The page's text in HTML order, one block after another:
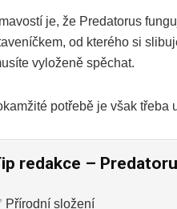
je, že Predatorus
od kterého si
vyloženě spěchat.
potřebě je však třeba
redakce –
Přírodní složení